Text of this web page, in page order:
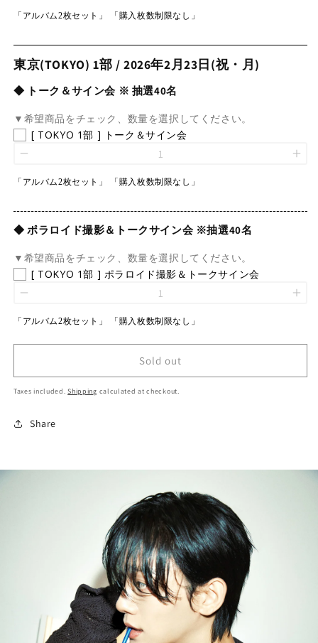
「アルバム2枚セット」 「購入枚数制限なし」
東京(TOKYO) 1部 / 2026年2月23日(祝・月)
◆ トーク＆サイン会 ※ 抽選40名
▼希望商品をチェック、数量を選択してください。
[ TOKYO 1部 ] トーク＆サイン会
「アルバム2枚セット」 「購入枚数制限なし」
◆ ポラロイド撮影＆トークサイン会 ※抽選40名
▼希望商品をチェック、数量を選択してください。
[ TOKYO 1部 ] ポラロイド撮影＆トークサイン会
「アルバム2枚セット」 「購入枚数制限なし」
Sold out
Taxes included.Shipping calculated at checkout.
Share